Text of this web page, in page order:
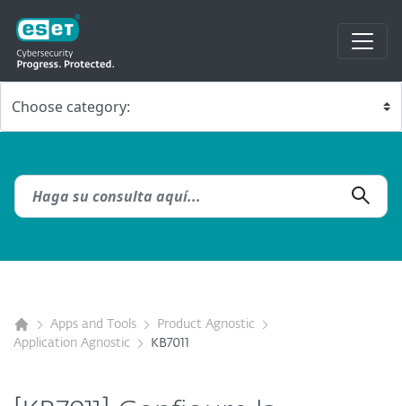
Apps and Tools
Product Agnostic
Application Agnostic
KB7011